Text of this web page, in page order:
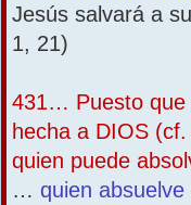
Jesús salvará a
1, 21)
431… Puesto que
hecha a DIOS
quien puede
… quien